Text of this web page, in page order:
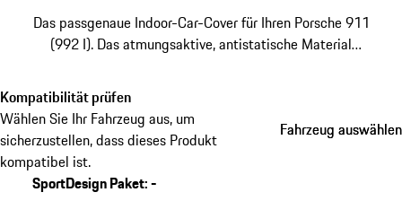
Das passgenaue Indoor-Car-Cover für Ihren Porsche 911
(992 I). Das atmungsaktive, antistatische Material
längerer Standzeit für ein sauberes und gepflegtes
Kompatibilität prüfen
Wählen Sie Ihr Fahrzeug aus, um
sicherzustellen, dass dieses Produkt
kompatibel ist.
Fahrzeug auswählen
Fahrzeug auswählen
SportDesign Paket:-